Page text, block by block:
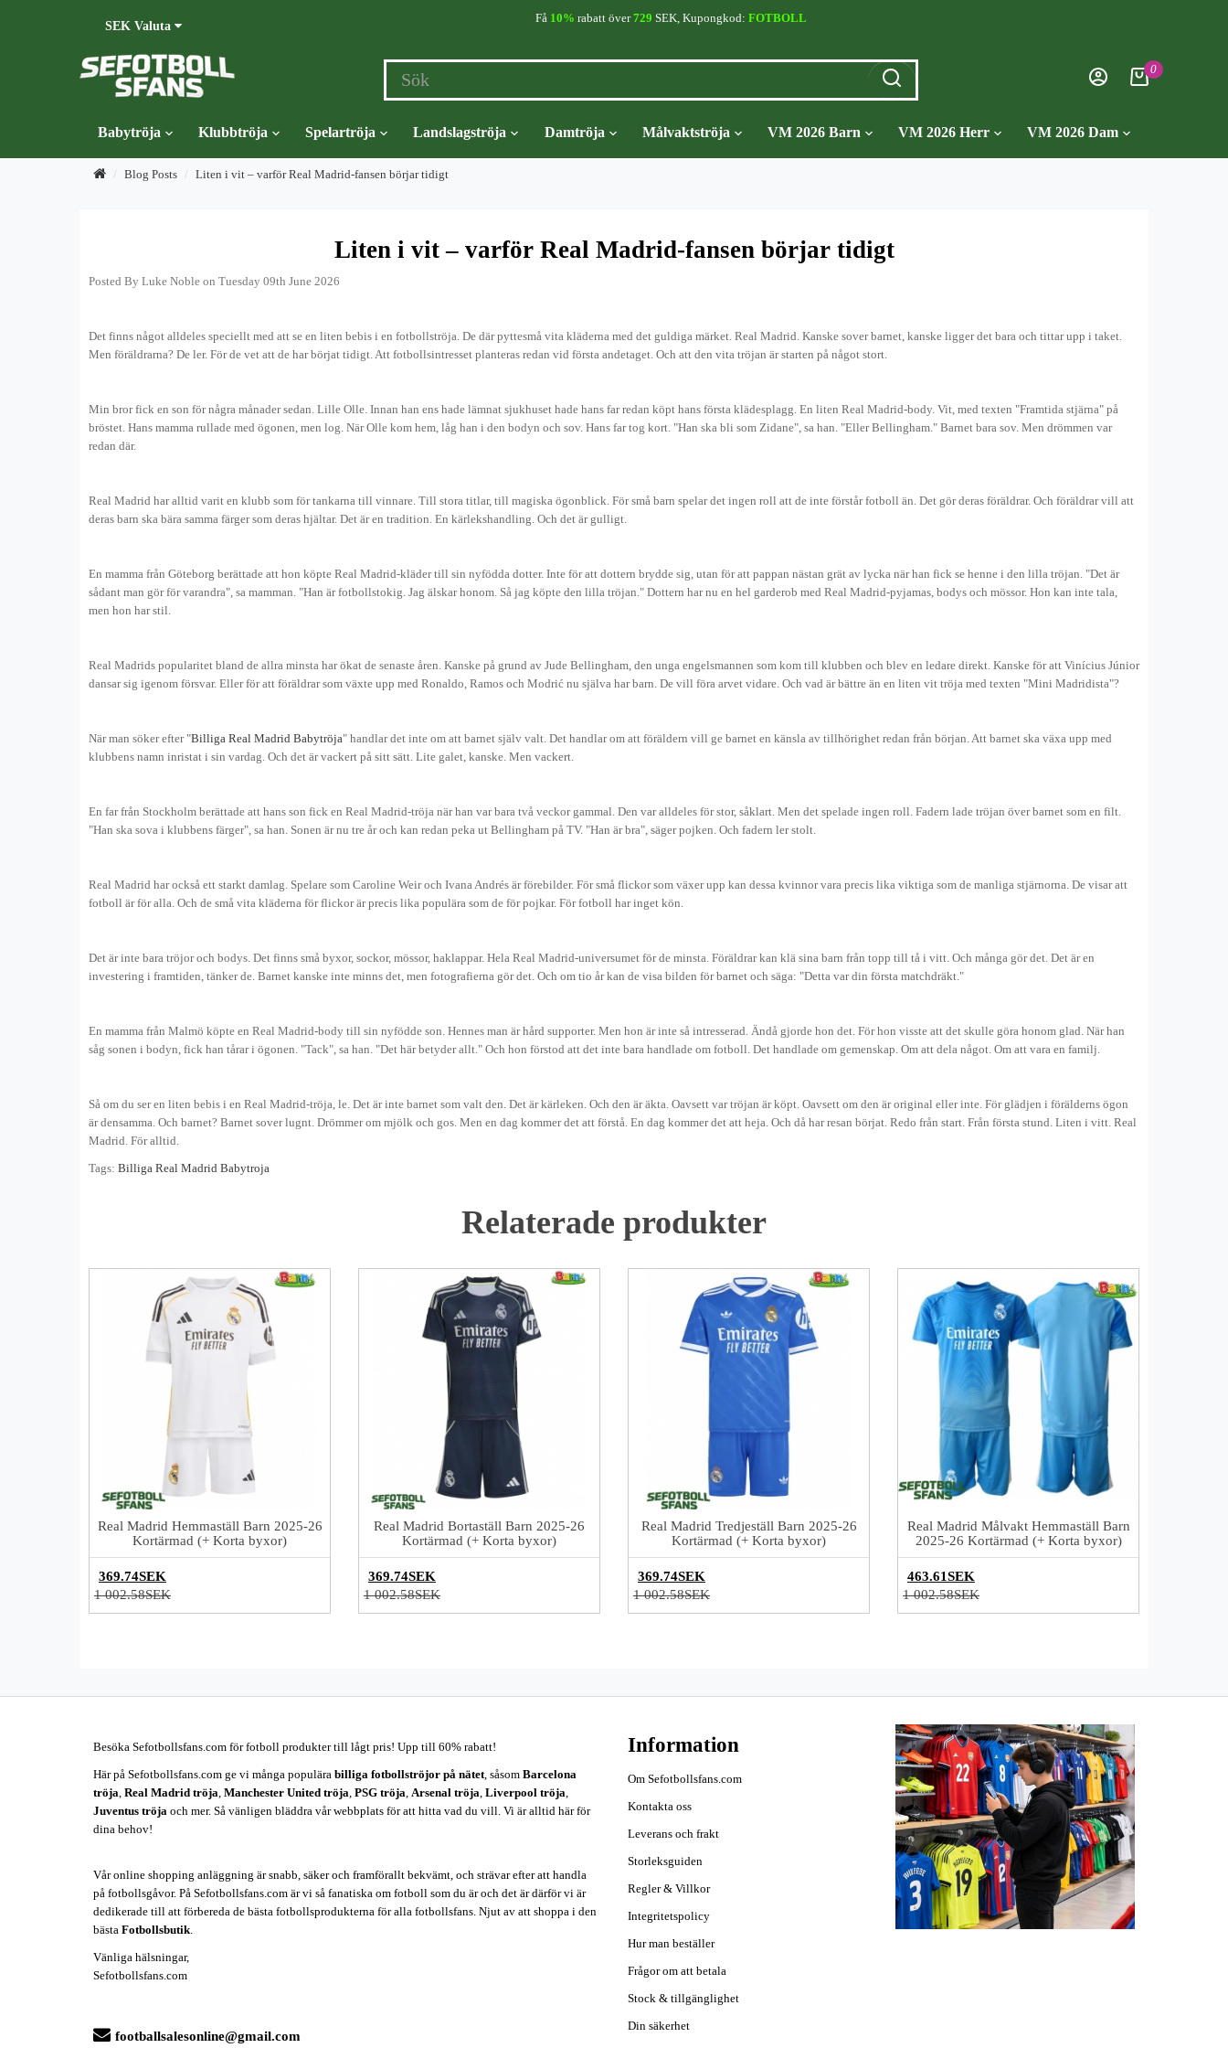
SEK Valuta
Få 10% rabatt över729 SEK, Kupongkod: FOTBOLL
0
Babytröja Klubbtröja Spelartröja Landslagströja Damtröja Målvaktströja VM 2026 Barn VM 2026 Herr VM 2026 Dam
Blog Posts Liten i vit – varför Real Madrid-fansen börjar tidigt
Liten i vit – varför Real Madrid-fansen börjar tidigt
Posted By Luke Noble on Tuesday 09th June 2026
Det finns något alldeles speciellt med att se en liten bebis i en fotbollströja. De där pyttesmå vita kläderna med det guldiga märket. Real Madrid. Kanske sover barnet, kanske ligger det bara och tittar upp i taket.
Men föräldrarna? De ler. För de vet att de har börjat tidigt. Att fotbollsintresset planteras redan vid första andetaget. Och att den vita tröjan är starten på något stort.
Min bror fick en son för några månader sedan. Lille Olle. Innan han ens hade lämnat sjukhuset hade hans far redan köpt hans första klädesplagg. En liten Real Madrid-body. Vit, med texten "Framtida stjärna" på
bröstet. Hans mamma rullade med ögonen, men log. När Olle kom hem, låg han i den bodyn och sov. Hans far tog kort. "Han ska bli som Zidane", sa han. "Eller Bellingham." Barnet bara sov. Men drömmen var
redan där.
Real Madrid har alltid varit en klubb som för tankarna till vinnare. Till stora titlar, till magiska ögonblick. För små barn spelar det ingen roll att de inte förstår fotboll än. Det gör deras föräldrar. Och föräldrar vill att
deras barn ska bära samma färger som deras hjältar. Det är en tradition. En kärlekshandling. Och det är gulligt.
En mamma från Göteborg berättade att hon köpte Real Madrid-kläder till sin nyfödda dotter. Inte för att dottern brydde sig, utan för att pappan nästan grät av lycka när han fick se henne i den lilla tröjan. "Det är
sådant man gör för varandra", sa mamman. "Han är fotbollstokig. Jag älskar honom. Så jag köpte den lilla tröjan." Dottern har nu en hel garderob med Real Madrid-pyjamas, bodys och mössor. Hon kan inte tala,
men hon har stil.
Real Madrids popularitet bland de allra minsta har ökat de senaste åren. Kanske på grund av Jude Bellingham, den unga engelsmannen som kom till klubben och blev en ledare direkt. Kanske för att Vinícius Júnior
dansar sig igenom försvar. Eller för att föräldrar som växte upp med Ronaldo, Ramos och Modrić nu själva har barn. De vill föra arvet vidare. Och vad är bättre än en liten vit tröja med texten "Mini Madridista"?
När man söker efter "Billiga Real Madrid Babytröja" handlar det inte om att barnet själv valt. Det handlar om att föräldern vill ge barnet en känsla av tillhörighet redan från början. Att barnet ska växa upp med
klubbens namn inristat i sin vardag. Och det är vackert på sitt sätt. Lite galet, kanske. Men vackert.
En far från Stockholm berättade att hans son fick en Real Madrid-tröja när han var bara två veckor gammal. Den var alldeles för stor, såklart. Men det spelade ingen roll. Fadern lade tröjan över barnet som en filt.
"Han ska sova i klubbens färger", sa han. Sonen är nu tre år och kan redan peka ut Bellingham på TV. "Han är bra", säger pojken. Och fadern ler stolt.
Real Madrid har också ett starkt damlag. Spelare som Caroline Weir och Ivana Andrés är förebilder. För små flickor som växer upp kan dessa kvinnor vara precis lika viktiga som de manliga stjärnorna. De visar att
fotboll är för alla. Och de små vita kläderna för flickor är precis lika populära som de för pojkar. För fotboll har inget kön.
Det är inte bara tröjor och bodys. Det finns små byxor, sockor, mössor, haklappar. Hela Real Madrid-universumet för de minsta. Föräldrar kan klä sina barn från topp till tå i vitt. Och många gör det. Det är en
investering i framtiden, tänker de. Barnet kanske inte minns det, men fotografierna gör det. Och om tio år kan de visa bilden för barnet och säga: "Detta var din första matchdräkt."
En mamma från Malmö köpte en Real Madrid-body till sin nyfödde son. Hennes man är hård supporter. Men hon är inte så intresserad. Ändå gjorde hon det. För hon visste att det skulle göra honom glad. När han
såg sonen i bodyn, fick han tårar i ögonen. "Tack", sa han. "Det här betyder allt." Och hon förstod att det inte bara handlade om fotboll. Det handlade om gemenskap. Om att dela något. Om att vara en familj.
Så om du ser en liten bebis i en Real Madrid-tröja, le. Det är inte barnet som valt den. Det är kärleken. Och den är äkta. Oavsett var tröjan är köpt. Oavsett om den är original eller inte. För glädjen i förälderns ögon
är densamma. Och barnet? Barnet sover lugnt. Drömmer om mjölk och gos. Men en dag kommer det att förstå. En dag kommer det att heja. Och då har resan börjat. Redo från start. Från första stund. Liten i vitt. Real
Madrid. För alltid.
Tags: Billiga Real Madrid Babytroja
Relaterade produkter
Real Madrid Hemmaställ Barn 2025-26
Kortärmad (+ Korta byxor)
369.74SEK
1 002.58SEK
Real Madrid Bortaställ Barn 2025-26
Kortärmad (+ Korta byxor)
369.74SEK
1 002.58SEK
Real Madrid Tredjeställ Barn 2025-26
Kortärmad (+ Korta byxor)
369.74SEK
1 002.58SEK
Real Madrid Målvakt Hemmaställ Barn
2025-26 Kortärmad (+ Korta byxor)
463.61SEK
1 002.58SEK
Besöka Sefotbollsfans.com för fotboll produkter till lågt pris! Upp till 60% rabatt!
Här på Sefotbollsfans.com ge vi många populära billiga fotbollströjor på nätet, såsom Barcelona
tröja, Real Madrid tröja, Manchester United tröja, PSG tröja, Arsenal tröja, Liverpool tröja,
Juventus tröja och mer. Så vänligen bläddra vår webbplats för att hitta vad du vill. Vi är alltid här för
dina behov!
Vår online shopping anläggning är snabb, säker och framförallt bekvämt, och strävar efter att handla
på fotbollsgåvor. På Sefotbollsfans.com är vi så fanatiska om fotboll som du är och det är därför vi är
dedikerade till att förbereda de bästa fotbollsprodukterna för alla fotbollsfans. Njut av att shoppa i den
bästa Fotbollsbutik.
Vänliga hälsningar,
Sefotbollsfans.com
footballsalesonline@gmail.com
Information
Om Sefotbollsfans.com
Kontakta oss
Leverans och frakt
Storleksguiden
Regler & Villkor
Integritetspolicy
Hur man beställer
Frågor om att betala
Stock & tillgänglighet
Din säkerhet